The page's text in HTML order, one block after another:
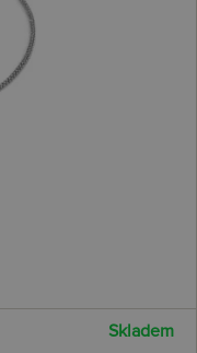
Skladem